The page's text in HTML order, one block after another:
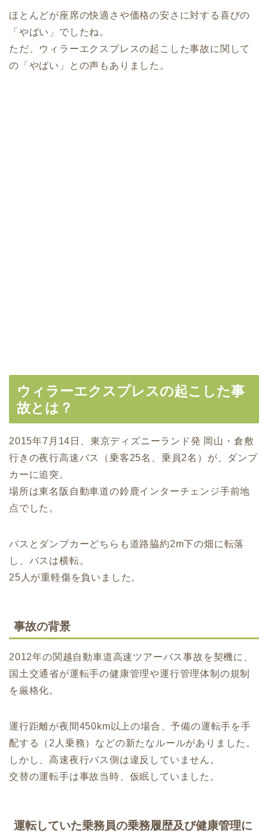
ほとんどが座席の快適さや価格の安さに対する喜びの
「やばい」でしたね。
ただ、ウィラーエクスプレスの起こした事故に関して
の「やばい」との声もありました。
ウィラーエクスプレスの起こした事
故とは？
2015年7月14日、東京ディズニーランド発 岡山・倉敷
行きの夜行高速バス（乗客25名、乗員2名）が、ダンプ
カーに追突。
場所は東名阪自動車道の鈴鹿インターチェンジ手前地
点でした。
バスとダンプカーどちらも道路脇約2m下の畑に転落
し、バスは横転。
25人が重軽傷を負いました。
事故の背景
2012年の関越自動車道高速ツアーバス事故を契機に、
国土交通省が運転手の健康管理や運行管理体制の規制
を厳格化。
運行距離が夜間450km以上の場合、予備の運転手を手
配する（2人乗務）などの新たなルールがありました。
しかし、高速夜行バス側は違反していません。
交替の運転手は事故当時、仮眠していました。
運転していた乗務員の乗務履歴及び健康管理に